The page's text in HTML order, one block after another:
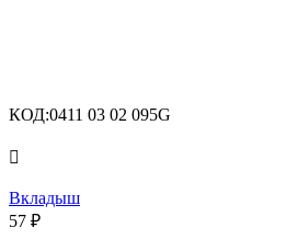
КОД:0411 03 02 095G

Вкладыш
57 ₽